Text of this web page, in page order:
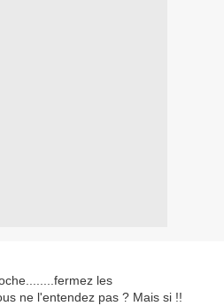
les
ne l'entendez pas ? Mais si !!